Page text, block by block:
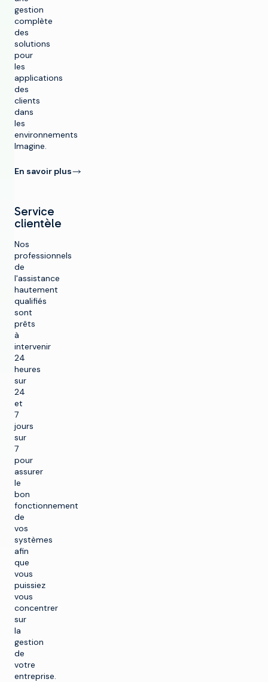
gestion
complète
des
solutions
pour
les
applications
des
clients
dans
les
environnements
Imagine.
En savoir plus
Service
clientèle
Nos
professionnels
de
l'assistance
hautement
qualifiés
sont
prêts
à
intervenir
24
heures
sur
24
et
7
jours
sur
7
pour
assurer
le
bon
fonctionnement
de
vos
systèmes
afin
que
vous
puissiez
vous
concentrer
sur
la
gestion
de
votre
entreprise.